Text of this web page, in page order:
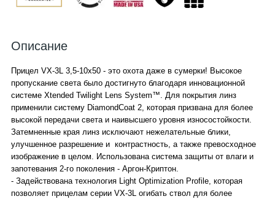
Описание
Прицел VX-3L 3,5-10x50 - это охота даже в сумерки! Высокое
пропускание света было достигнуто благодаря инновационной
системе Xtended Twilight Lens System™. Для покрытия линз
применили систему DiamondCoat 2, которая призвана для более
высокой передачи света и наивысшего уровня износостойкости.
Затемненные края линз исключают нежелательные блики,
улучшенное разрешение и контрастность, а также превосходное
изображение в целом. Использована система защиты от влаги и
запотевания 2-го поколения - Аргон-Криптон.
- Задействована технология Light Optimization Profile, которая
позволяет прицелам серии VX-3L огибать ствол для более